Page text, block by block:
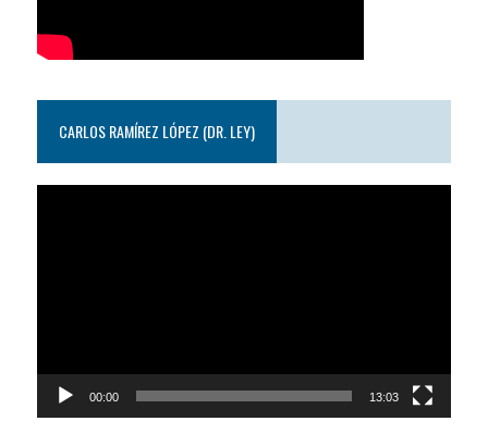
CARLOS RAMÍREZ LÓPEZ (DR. LEY)
00:00 13:03